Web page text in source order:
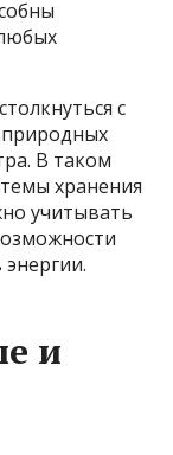
с
природных
В таком
хранения
учитывать
и